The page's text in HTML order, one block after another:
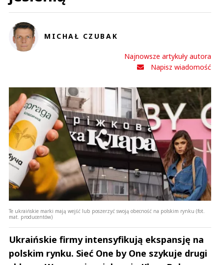
MICHAŁ CZUBAK
Najnowsze artykuły autora
Napisz wiadomość
Te ukraińskie marki mają wejść lub poszerzyć swoją obecność na polskim rynku (fot.
mat. producentów)
Ukraińskie firmy intensyfikują ekspansję na
polskim rynku. Sieć One by One szykuje drugi